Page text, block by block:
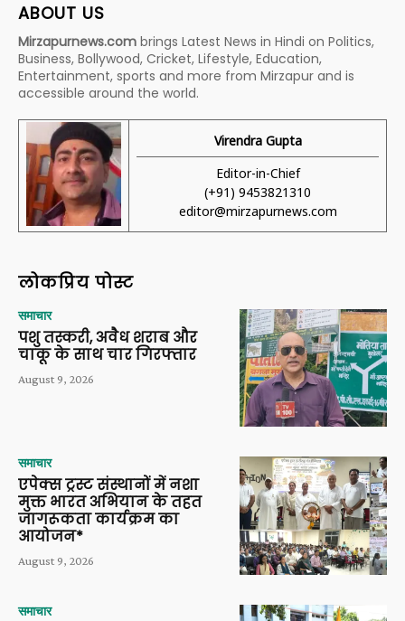
ABOUT US
Mirzapurnews.com brings Latest News in Hindi on Politics,
Business, Bollywood, Cricket, Lifestyle, Education,
Entertainment, sports and more from Mirzapur and is
accessible around the world.
Virendra Gupta
Editor-in-Chief
(+91) 9453821310
editor@mirzapurnews.com
लोकप्रिय पोस्ट
समाचार
पशु तस्करी, अवैध शराब और
चाकू के साथ चार गिरफ्तार
August 9, 2026
समाचार
एपेक्स ट्रस्ट संस्थानों में नशा
मुक्त भारत अभियान के तहत
जागरूकता कार्यक्रम का
आयोजन*
August 9, 2026
समाचार